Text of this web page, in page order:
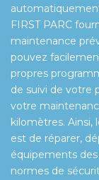
FIRST PARC
maintenance
pouvez
propres
de suivi de votre
votre
kilomètres. Ainsi,
est de réparer,
équipements
normes de